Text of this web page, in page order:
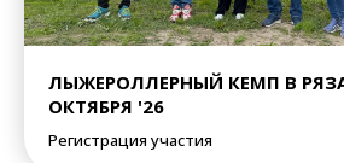
ЛЫЖЕРОЛЛЕРНЫЙ КЕМП В
ОКТЯБРЯ '26
Регистрация участия